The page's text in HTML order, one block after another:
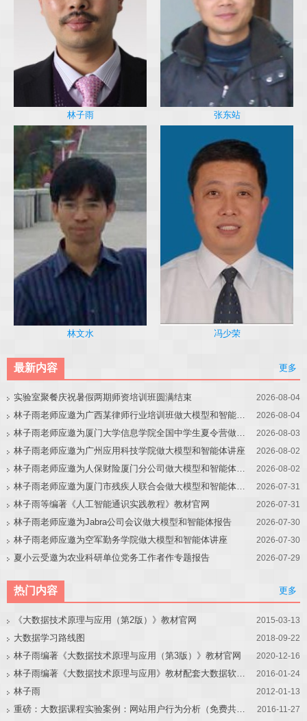
林子雨 张东站
林文水 冯少荣
最新内容 更多
实验室聚餐庆祝暑假两期师资培训班圆满结束 2026-08-04
林子雨老师应邀为广西某律师行业培训班做大模型和智能体讲座 2026-08-04
林子雨老师应邀为厦门大学信息学院全国中学生夏令营做大模型讲座 2026-08-03
林子雨老师应邀为广州应用科技学院做大模型和智能体讲座 2026-08-02
林子雨老师应邀为人保财险厦门分公司做大模型和智能体讲座 2026-08-02
林子雨老师应邀为厦门市残疾人联合会做大模型和智能体讲座 2026-07-31
林子雨等编著《人工智能通识实践教程》教材官网 2026-07-31
林子雨老师应邀为Jabra公司会议做大模型和智能体报告 2026-07-30
林子雨老师应邀为空军勤务学院做大模型和智能体讲座 2026-07-30
夏小云受邀为农业科研单位党务工作者作专题报告 2026-07-29
热门内容 更多
《大数据技术原理与应用（第2版）》教材官网 2015-03-13
大数据学习路线图 2018-09-22
林子雨编著《大数据技术原理与应用（第3版）》教材官网 2020-12-16
林子雨编著《大数据技术原理与应用》教材配套大数据软件安装和编程实践指南 2016-01-24
林子雨 2012-01-13
重磅：大数据课程实验案例：网站用户行为分析（免费共享） 2016-11-27